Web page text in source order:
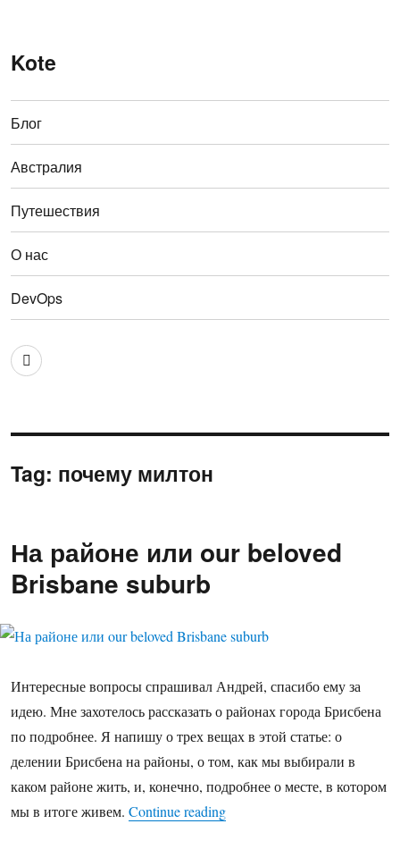
Kote
Блог
Австралия
Путешествия
О нас
DevOps
Австралия
Tag: почему милтон
На районе или our beloved
Brisbane suburb
Интересные вопросы спрашивал Андрей, спасибо ему за
идею. Мне захотелось рассказать о районах города Брисбена
по подробнее. Я напишу о трех вещах в этой статье: о
делении Брисбена на районы, о том, как мы выбирали в
каком районе жить, и, конечно, подробнее о месте, в котором
мы в итоге живем.Continue reading